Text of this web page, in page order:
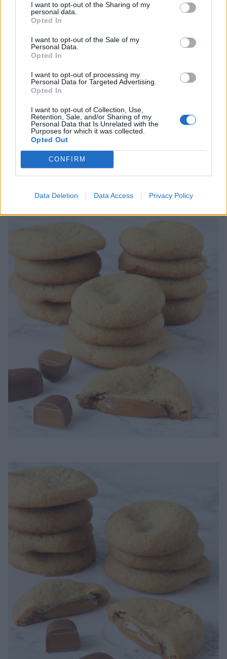
I want to opt-out of the Sharing of my
personal data.
Opted In
I want to opt-out of the Sale of my
Personal Data.
Opted In
I want to opt-out of processing my
Personal Data for Targeted Advertising.
Opted In
I want to opt-out of Collection, Use,
Retention, Sale, and/or Sharing of my
Personal Data that Is Unrelated with the
Purposes for which it was collected.
Opted Out
CONFIRM
Data Deletion Data Access Privacy Policy